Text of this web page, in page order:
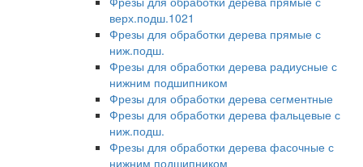
верх.подш.1021
Фрезы для обработки дерева прямые с
ниж.подш.
Фрезы для обработки дерева радиусные с
нижним подшипником
Фрезы для обработки дерева сегментные
Фрезы для обработки дерева фальцевые с
ниж.подш.
Фрезы для обработки дерева фасочные с
нижним подшипником